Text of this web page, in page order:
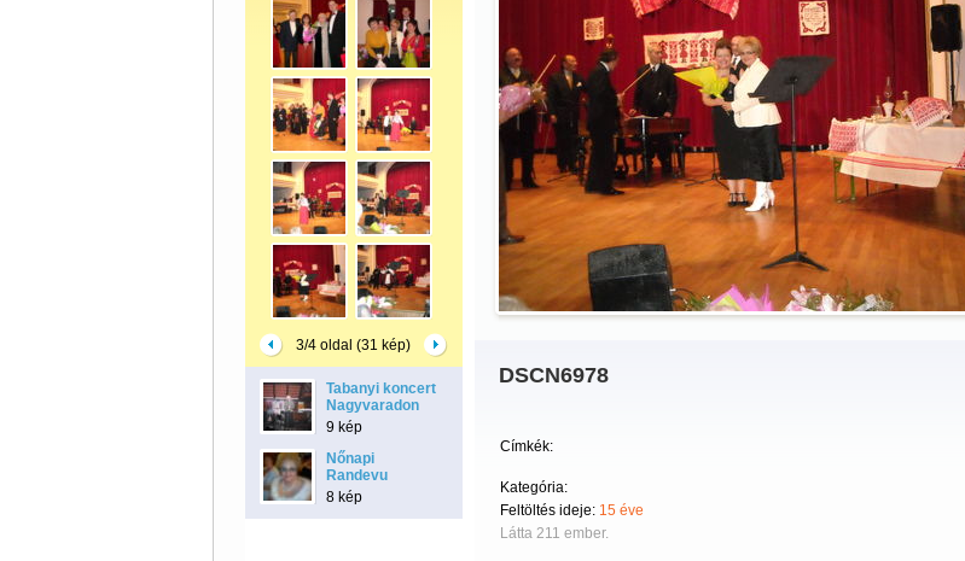
3/4 oldal (31 kép)
Tabanyi koncert
Nagyvaradon
9 kép
Nőnapi
Randevu
8 kép
DSCN6978
Címkék:
Kategória:
Feltöltés ideje: 15 éve
Látta 211 ember.